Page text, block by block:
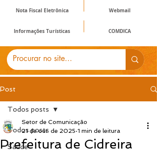
Nota Fiscal Eletrônica
Informações Turísticas COMDICA
Webmail
Post
Todos posts
Saúde
Todos posts
Prefeitura de Cidreira
Setor de Comunicação
21 de out. de 2025 1 min de leitura